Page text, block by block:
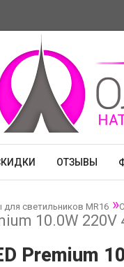
ОТЗЫВЫ
светильников MR16
10.0W
Premium